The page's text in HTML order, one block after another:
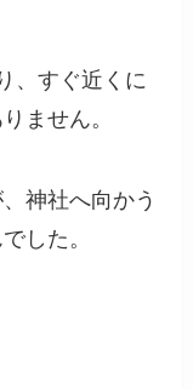
、すぐ近くに
ません。
神社へ向かう
した。